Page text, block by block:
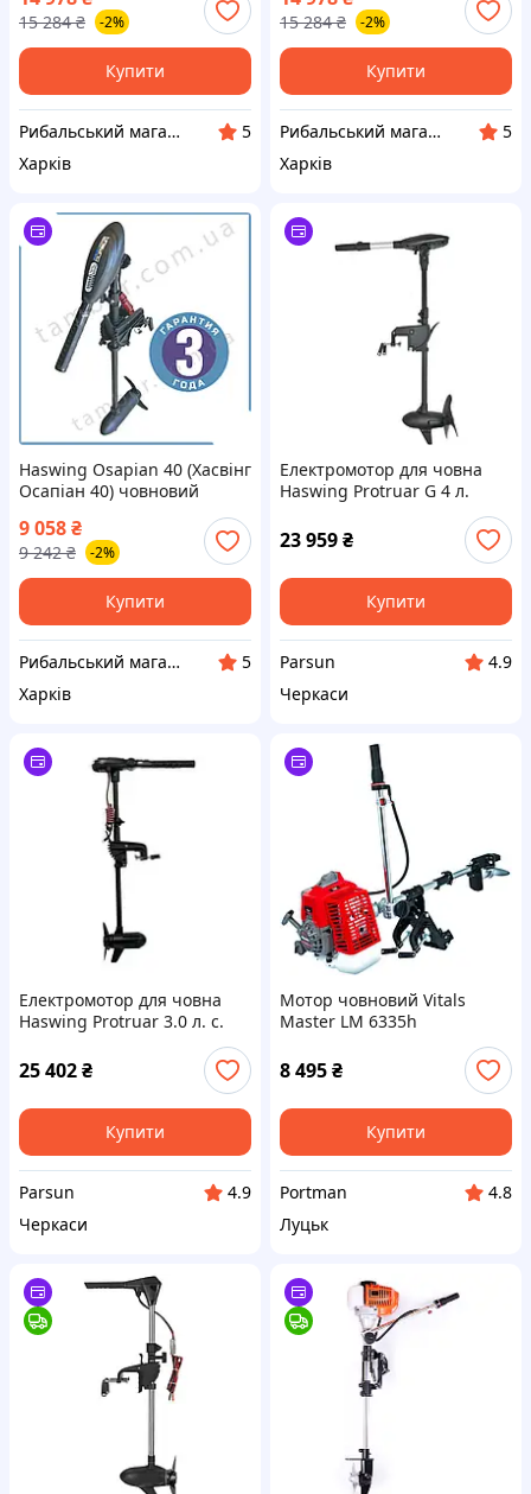
см
15 284 ₴ -2%
Купити
Рибальський магазин - Тамбур
5
Харків
см
15 284 ₴ -2%
Купити
Рибальський магазин - Тамбур
5
Харків
Haswing Osapian 40 (Хасвінг
Осапіан 40) човновий
електромотор дейдвуд 80
см
9 058₴
9 242 ₴ -2%
Купити
Рибальський магазин - Тамбур
5
Харків
Електромотор для човна
Haswing Protruar G 4 л.
23 959₴
Купити
Parsun
4.9
Черкаси
Електромотор для човна
Haswing Protruar 3.0 л. с.
25 402₴
Купити
Parsun
4.9
Черкаси
Мотор човновий Vitals
Master LM 6335h
8 495₴
Купити
Portman
4.8
Луцьк